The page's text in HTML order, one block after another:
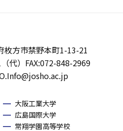
枚方市禁野本町1-13-21
代）FAX:072-848-2969
大阪工業大学
広島国際大学
常翔学園高等学校